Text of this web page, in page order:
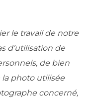
le travail de notre
d’utilisation de
de bien
photo utilisée
concerné,